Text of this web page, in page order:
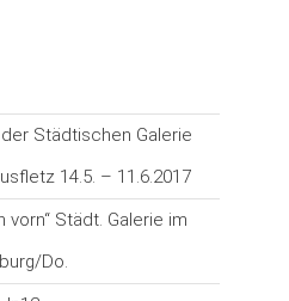
der Städtischen Galerie
14.5. – 11.6.2017
vorn“ Städt. Galerie im
Do.